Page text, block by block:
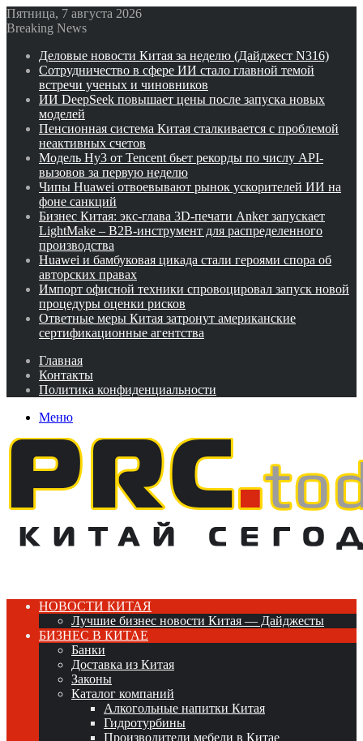
Пятница, 7 августа 2026
Breaking News
Деловые новости Китая за неделю (Дайджест N316)
Сотрудничество в сфере ИИ стало главной темой
встречи ученых и чиновников
ИИ DeepSeek повышает цены после запуска новых
моделей
Пенсионная система Китая сталкивается с проблемой
неактивных счетов
Модель Hy3 от Tencent бьет рекорды по числу API-
вызовов за первую неделю
Чипы Huawei отвоевывают рынок ускорителей ИИ на
фоне санкций
Бизнес Китая: экс-глава 3D-печати Anker запускает
LightMake – B2B-инструмент для распределенного
производства
Huawei и бамбуковая цикада стали героями спора об
авторских правах
Импорт офисной техники спровоцировал запуск новой
процедуры оценки рисков
Ответные меры Китая затронут американские
сертификационные агентства
Главная
Контакты
Политика конфиденциальности
Меню
НОВОСТИ КИТАЯ
Лучшие бизнес новости Китая — Дайджесты
БИЗНЕС В КИТАЕ
Банки
Доставка из Китая
Законы
Каталог компаний
Алкогольные напитки Китая
Гидротурбины
Производители мебели в Китае